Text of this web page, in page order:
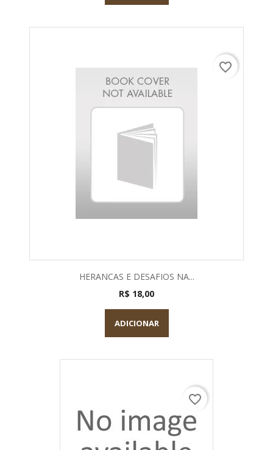
HERANCAS E DESAFIOS NA...
R$ 18,00
ADICIONAR
favorite_border
favorite_border